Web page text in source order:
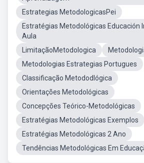
Estrategias MetodologicasPei
Estratégias Metodológicas Educación
Aula
LimitaçãoMetodologica
Metodologias Estrategias Portugues
Classificação Metododlógica
Orientações Metodológicas
Concepções Teórico-Metodológicas
Estratégias Metodológicas Exemplos
Estratégias Metodológicas 2 Ano
Tendências Metodológicas Em